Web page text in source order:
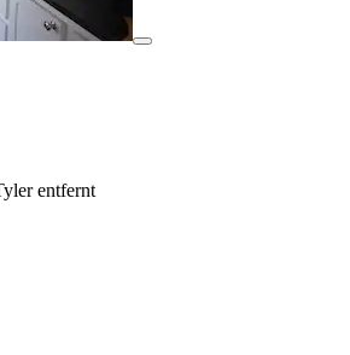
entfernt